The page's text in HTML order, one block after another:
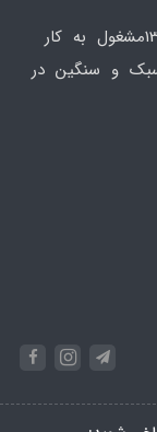
تجهیزات اندازه گیری مولتیکو از سال 1389مشغول به کار
و سنگین در